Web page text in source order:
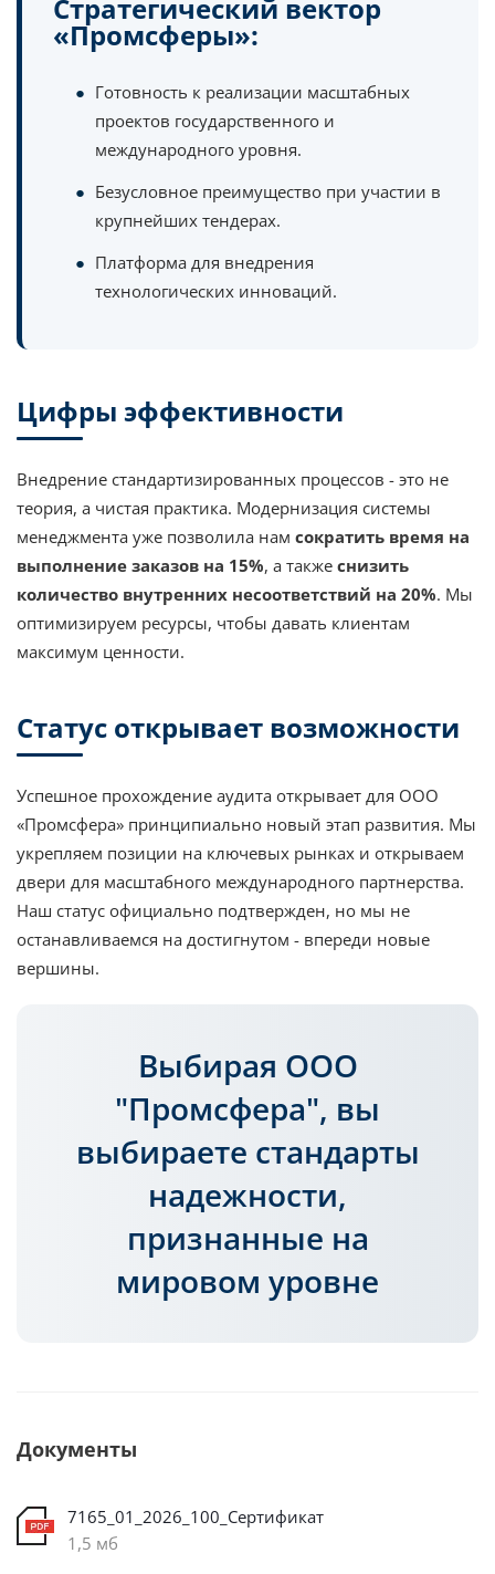
Стратегический вектор
«Промсферы»:
Готовность к реализации масштабных
проектов государственного и
международного уровня.
Безусловное преимущество при участии в
крупнейших тендерах.
Платформа для внедрения
технологических инноваций.
Цифры эффективности
Внедрение стандартизированных процессов - это не
теория, а чистая практика. Модернизация системы
менеджмента уже позволила нам сократить время на
выполнение заказов на 15%, а также снизить
количество внутренних несоответствий на 20%. Мы
оптимизируем ресурсы, чтобы давать клиентам
максимум ценности.
Статус открывает возможности
Успешное прохождение аудита открывает для ООО
«Промсфера» принципиально новый этап развития. Мы
укрепляем позиции на ключевых рынках и открываем
двери для масштабного международного партнерства.
Наш статус официально подтвержден, но мы не
останавливаемся на достигнутом - впереди новые
вершины.
Выбирая ООО
"Промсфера", вы
выбираете стандарты
надежности,
признанные на
мировом уровне
Документы
7165_01_2026_100_Сертификат
1,5 мб